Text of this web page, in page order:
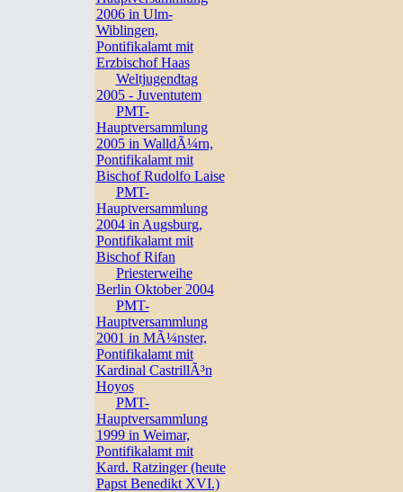
2006 in Ulm-
Wiblingen,
Pontifikalamt mit
Erzbischof Haas
Weltjugendtag
2005 - Juventutem
PMT-
Hauptversammlung
2005 in WalldÃ¼rn,
Pontifikalamt mit
Bischof Rudolfo Laise
PMT-
Hauptversammlung
2004 in Augsburg,
Pontifikalamt mit
Bischof Rifan
Priesterweihe
Berlin Oktober 2004
PMT-
Hauptversammlung
2001 in MÃ¼nster,
Pontifikalamt mit
Kardinal CastrillÃ³n
Hoyos
PMT-
Hauptversammlung
1999 in Weimar,
Pontifikalamt mit
Kard. Ratzinger (heute
Papst Benedikt XVI.)